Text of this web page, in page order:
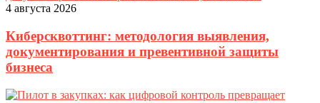
4 августа 2026
Киберсквоттинг: методология выявления,
документирования и превентивной защиты
бизнеса